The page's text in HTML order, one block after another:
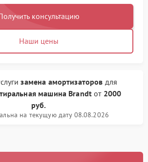
консультацию
Наши цены
замена амортизаторов для
машина Brandtот 2000
руб.
на текущую дату 08.08.2026